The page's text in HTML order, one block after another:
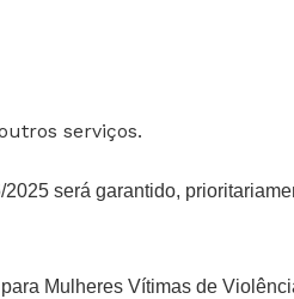
serviços.
será garantido,
Mulheres Vítimas de